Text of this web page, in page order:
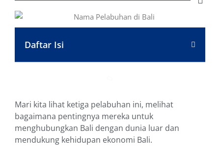
Daftar Isi
Mari kita lihat ketiga pelabuhan ini, melihat
bagaimana pentingnya mereka untuk
menghubungkan Bali dengan dunia luar dan
mendukung kehidupan ekonomi Bali.